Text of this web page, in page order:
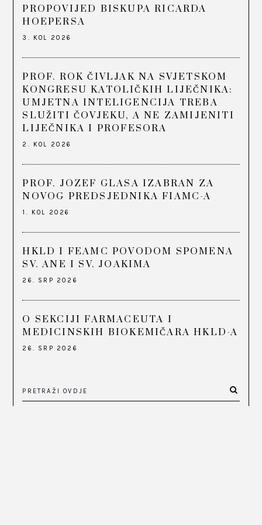
PROPOVIJED BISKUPA RICARDA
HOEPERSA
3. KOL 2026
PROF. ROK ČIVLJAK NA SVJETSKOM
KONGRESU KATOLIČKIH LIJEČNIKA:
UMJETNA INTELIGENCIJA TREBA
SLUŽITI ČOVJEKU, A NE ZAMIJENITI
LIJEČNIKA I PROFESORA
2. KOL 2026
PROF. JOZEF GLASA IZABRAN ZA
NOVOG PREDSJEDNIKA FIAMC-A
1. KOL 2026
HKLD I FEAMC POVODOM SPOMENA
SV. ANE I SV. JOAKIMA
26. SRP 2026
O SEKCIJI FARMACEUTA I
MEDICINSKIH BIOKEMIČARA HKLD-A
26. SRP 2026